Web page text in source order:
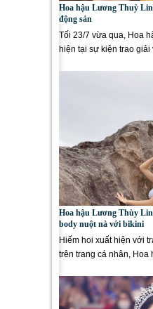
Hoa hậu Lương Thuỳ
động sản
Tối 23/7 vừa qua, Hoa
hiện tại sự kiện trao
Hoa hậu Lương Thùy
body nuột nà với bikini
Hiếm hoi xuất hiện với
trên trang cá nhân,